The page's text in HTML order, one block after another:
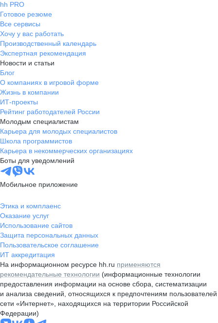
hh PRO
Готовое резюме
Все сервисы
Хочу у вас работать
Производственный календарь
Экспертная рекомендация
Новости и статьи
Блог
О компаниях в игровой форме
Жизнь в компании
ИТ-проекты
Рейтинг работодателей России
Молодым специалистам
Карьера для молодых специалистов
Школа программистов
Карьера в некоммерческих организациях
Боты для уведомлений
Мобильное приложение
Этика и комплаенс
Оказание услуг
Использование сайтов
Защита персональных данных
Пользовательское соглашение
ИТ аккредитация
На информационном ресурсе hh.ru применяются
рекомендательные технологии (информационные технологии
предоставления информации на основе сбора, систематизации
и анализа сведений, относящихся к предпочтениям пользователей
сети «Интернет», находящихся на территории Российской
Федерации)